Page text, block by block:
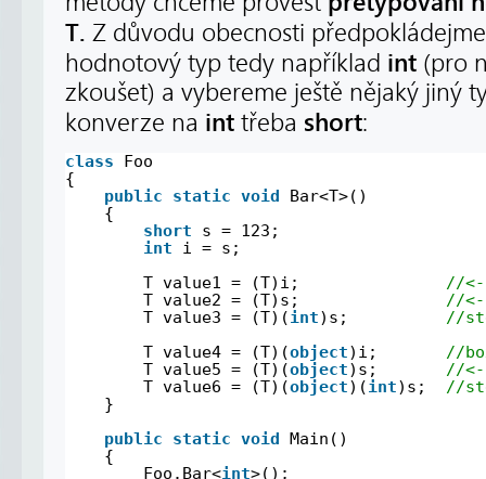
T. Z důvodu obecnosti
hodnotový typ tedy například int (pro
zkoušet) a vybereme ještě nějaký jiný
konverze na int třeba short:
class
Foo
{
public
static void
Bar<T>()
{
short
s = 123;
int
i = s;
T value1 = (T)i;
//
T value2 = (T)s;
//
T value3 = (T)(int)s;
//
T value4 = (T)(object)i;
//
T value5 = (T)(object)s;
//
T value6 = (T)(object)(int)s;
//
}
public
static void Main()
{
Foo.Bar<int>();